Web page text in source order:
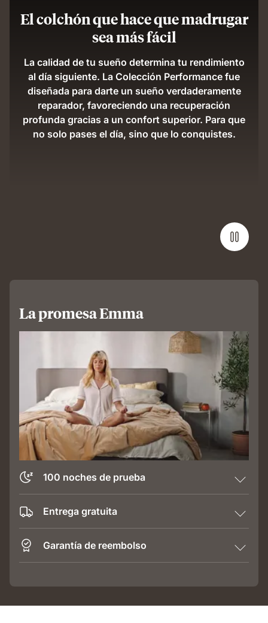
El colchón que hace que madrugar
sea más fácil
La calidad de tu sueño determina tu rendimiento
al día siguiente. La Colección Performance fue
diseñada para darte un sueño verdaderamente
reparador, favoreciendo una recuperación
profunda gracias a un confort superior. Para que
no solo pases el día, sino que lo conquistes.
La promesa Emma
100 noches de prueba
Entrega gratuita
Garantía de reembolso